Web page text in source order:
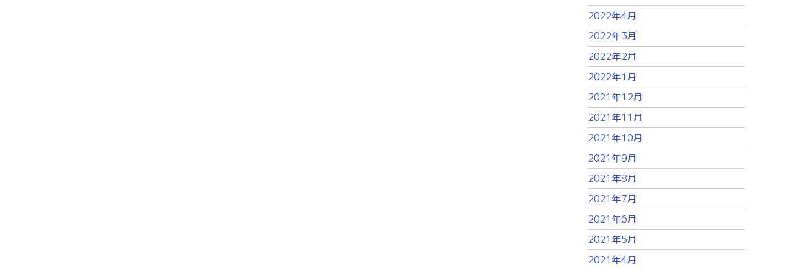
2022年4月
2022年3月
2022年2月
2022年1月
2021年12月
2021年11月
2021年10月
2021年9月
2021年8月
2021年7月
2021年6月
2021年5月
2021年4月